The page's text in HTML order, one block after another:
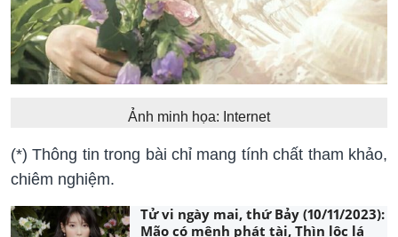
Ảnh minh họa: Internet
(*) Thông tin trong bài chỉ mang tính chất tham khảo,
chiêm nghiệm.
Tử vi ngày mai, thứ Bảy (10/11/2023):
Mão có mệnh phát tài, Thìn lộc lá